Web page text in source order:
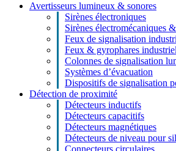
Avertisseurs lumineux & sonores
Sirènes électroniques
Sirènes électromécaniques
Feux de signalisation
Feux & gyrophares
Colonnes de signalisation
Systèmes d’évacuation
Dispositifs de signalisation
Détection de proximité
Détecteurs inductifs
Détecteurs capacitifs
Détecteurs magnétiques
Détecteurs de niveau pour